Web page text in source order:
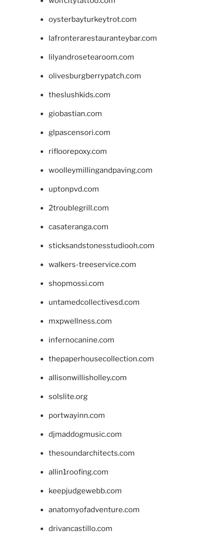
oysterbayturkeytrot.com
lafronterarestauranteybar.com
lilyandrosetearoom.com
olivesburgberrypatch.com
theslushkids.com
giobastian.com
glpascensori.com
rifloorepoxy.com
woolleymillingandpaving.com
uptonpvd.com
2troublegrill.com
casateranga.com
sticksandstonesstudiooh.com
walkers-treeservice.com
shopmossi.com
untamedcollectivesd.com
mxpwellness.com
infernocanine.com
thepaperhousecollection.com
allisonwillisholley.com
solslite.org
portwayinn.com
djmaddogmusic.com
thesoundarchitects.com
allin1roofing.com
keepjudgewebb.com
anatomyofadventure.com
drivancastillo.com